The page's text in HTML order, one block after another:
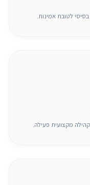
לטובת אמינות.
מקצועית פעילה.